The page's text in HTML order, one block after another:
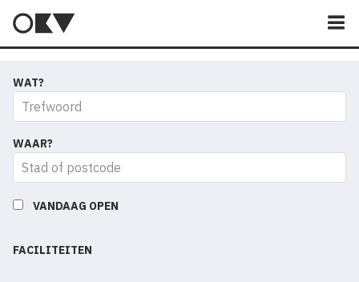
WAT?
WAAR?
VANDAAG OPEN
FACILITEITEN